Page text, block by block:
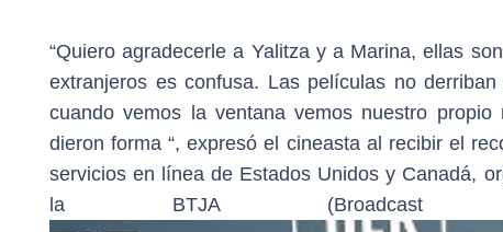
“Quiero agradecerle a Yalitza y a Marina, ellas son
extranjeros es confusa. Las películas no
cuando vemos la ventana vemos nuestro
dieron forma “, expresó el cineasta al recibir el
servicios en línea de Estados Unidos y Canadá,
la BTJA (Broadcast